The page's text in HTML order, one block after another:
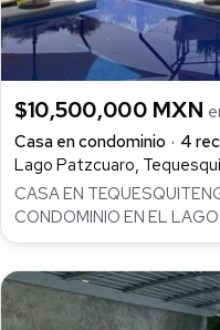
$10,500,000 MXN
Casa en condominio
4
Lago Patzcuaro,
CASA EN
CONDOMINIO EN EL LAGO